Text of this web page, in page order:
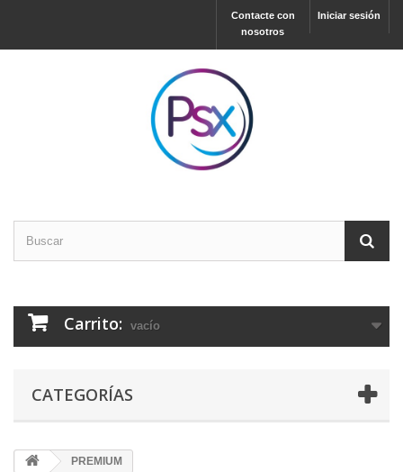
Iniciar sesión
Contacte con
nosotros
Carrito: vacío
CATEGORÍAS
PREMIUM